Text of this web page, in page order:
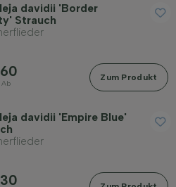
davidii 'Border
Strauch
60
Ab
Zum Produkt
davidii 'Empire Blue'
30